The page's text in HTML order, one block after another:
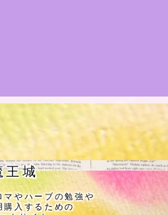
Study』
な活動先リンク集
王城
マやハーブの勉強や
購入するための